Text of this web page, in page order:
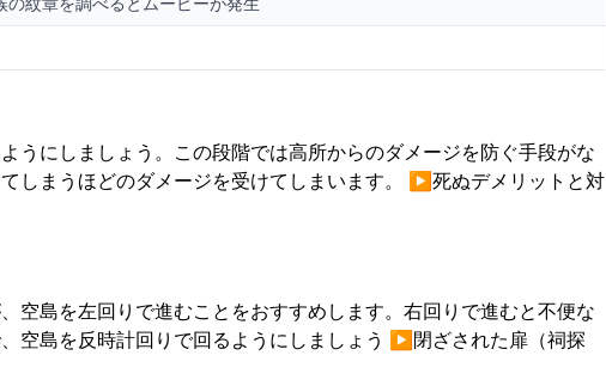
うにしましょう。この段階では高所からのダメージを防ぐ手段がな
しまうほどのダメージを受けてしまいます。 ▶︎死ぬデメリットと対
空島を左回りで進むことをおすすめします。右回りで進むと不便な
空島を反時計回りで回るようにしましょう ▶︎閉ざされた扉（祠探